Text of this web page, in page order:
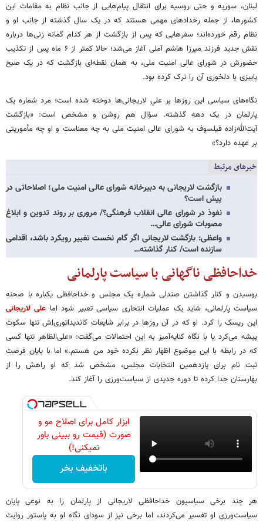
لبنان، سوریه و حتی روسیه برای انتقال پیام‌هایی از جانب نظام به مقامات این
کشورها، از جمله رخدادهای مهمی هستند که در یک سال گذشته از جانب او و
نظام رقم خورده‌اند؛ سفرهایی که پس از بازگشت از هر کدام گمانه زنی‌ها درباره
نقش جدید فرزند میرزا هاشم آملی آغاز می‌شد؛ حالا کمتر از ۶ ماه پس از تکذیب
حضورش در شورای عالی امنیت ملی، به همان نقطه‌ای بازگشت که در یک صبح
پاییزی با دلخوری آن را ترک کرده بود.
نگاه‌های سیاسی این روزها بر علیِ لاریجانی‌ها دوخته شده است؛ مرد شماره یک
پارلمان در یک دهه گذشته. سؤال هم روشن و مشخص است: «بازگشت
آیت‌الله‌زاده فیلسوف به شورای عالی امنیت ملی به چه معناست و او چه مأموریتی
بر عهده دارد؟»
خبرهای مرتبط
بازگشت لاریجانی به دبیرخانه شورای عالی امنیت ملی؛ اصلاحاتی در
پیش است؟
نفوذ در شورای عالی انقلاب فرهنگی؟/ مروری بر روند تدوین و ابلاغ
مصوبات شورای عالی…
واعظی: بازگشت لاریجانی اگر گام نخست تغییر رویکرد باشد، اقدامی
سازنده است/ کنار گذاشته…
خداحافظی ناگهانی با سیاست پارلمانی
بوسیدن و کنار گذاشتن صندلی شماره یک مجلس و خداحافظی یکباره با صحنه
سیاست پارلمانی، شاید یک عملیات انتحاری سیاسی تعبیر شود اما علی لاریجانی
این ریسک را کرد. او که در آن روزها در برابر شایعات کاندیداتوری‌اش تنها سکوت
پیشه می‌کرد یا با نگاه کنایه‌آمیز به این احتمالات می‌گفت: «علی‌الظاهر تنها کسی
که در رابطه با این موضوع اظهار نظر نکرده خود من هستم.» اما با پایان فرصت
ثبت نام برای یازدهمین انتخابات مجلس، مشخص شد که او راهش را از
بهارستان جدا کرده تا دوره جدیدی از سیاست‌ورزی را آغاز کند.
ابزار کامل برای اصلاح مو و
صورت (قیمت رو ببینی باور
نمیکنی!)
باتخفیف بخر
هر چند برخی سیاسیون خداحافظی لاریجانی از پارلمان را به نوعی پایان
سیاست‌ورزی او تفسیر می‌کردند، اما برخی نیز از سودای نگاه او به پاستور روایت